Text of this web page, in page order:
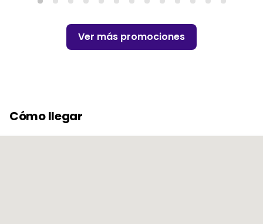
Ver más promociones
Cómo llegar